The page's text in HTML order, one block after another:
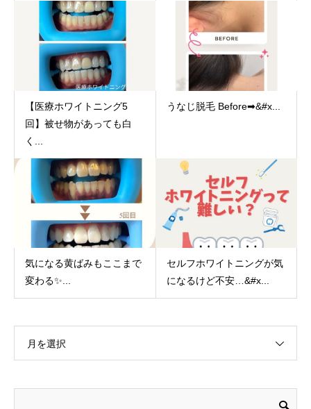
【医療ホワイトニング5
回】被せ物があっても白
く...
うなじ脱毛 Before➡&#x...
気になる黄ばみもここまで
変わる✨...
セルフホワイトニングが気
になるけど不安…&#x...
月を選択